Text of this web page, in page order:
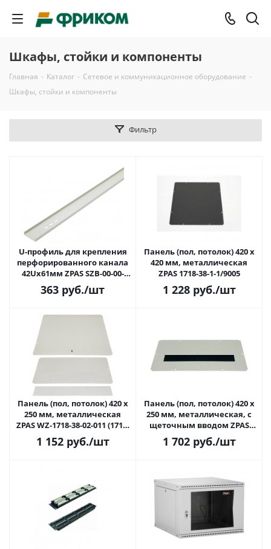
Шкафы, стойки и компоненты
Главная - Каталог - Сетевое и коммуникационное оборудование -
Шкафы, стойки и компоненты
Фильтр
U-профиль для крепления
перфорированного канала
42Ux61мм ZPAS SZB-00-00-
31/2
363 руб./шт
Панель (пол, потолок) 420 x
420 мм, металлическая
ZPAS 1718-38-1-1/9005
1 228руб./шт
Панель (пол, потолок) 420 x
250 мм, металлическая
ZPAS WZ-1718-38-02-011 (1718-
38-1-2/7035)
1 152руб./шт
Панель (пол, потолок) 420 x
250 мм, металлическая, c
щеточным вводом ZPAS
WZ-1718-37-02-161 (1718-37-2-
2/9005)
1 702руб./шт